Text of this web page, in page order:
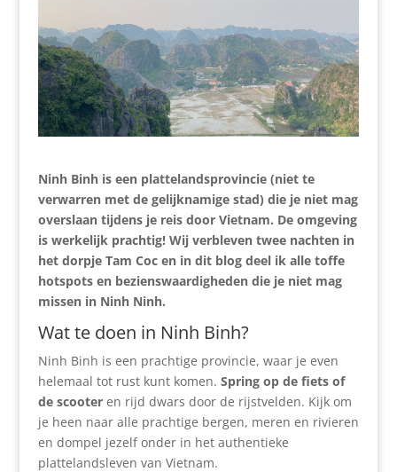
Ninh Binh is een plattelandsprovincie (niet te
verwarren met de gelijknamige stad) die je niet mag
overslaan tijdens je reis door Vietnam. De omgeving
is werkelijk prachtig! Wij verbleven twee nachten in
het dorpje Tam Coc en in dit blog deel ik alle toffe
hotspots en bezienswaardigheden die je niet mag
missen in Ninh Ninh.
Wat te doen in Ninh Binh?
Ninh Binh is een prachtige provincie, waar je even
helemaal tot rust kunt komen. Spring op de fiets of
de scooteren rijd dwars door de rijstvelden. Kijk om
je heen naar alle prachtige bergen, meren en rivieren
en dompel jezelf onder in het authentieke
plattelandsleven van Vietnam.